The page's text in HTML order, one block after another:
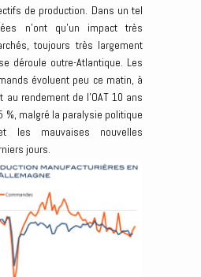
de production. Dans un tel
n’ont qu’un impact très
toujours très largement
déroule outre-Atlantique. Les
évoluent peu ce matin, à
au rendement de l’OAT 10 ans
%, malgré la paralysie politique
les mauvaises nouvelles
jours.